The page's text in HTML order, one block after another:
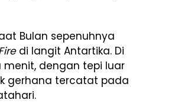
Bulan sepenuhnya
di langit Antartika. Di
menit, dengan tepi luar
gerhana tercatat pada